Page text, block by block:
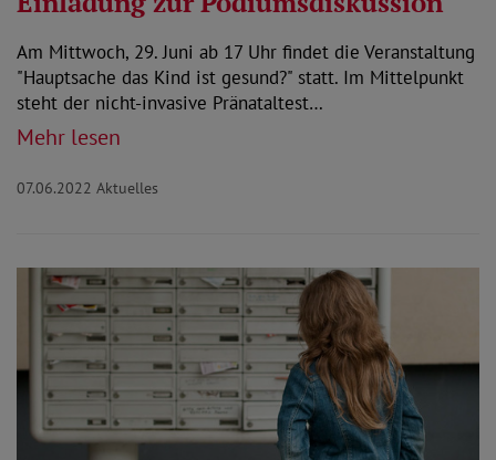
Am Mittwoch, 29. Juni ab 17 Uhr findet die Veranstaltung
"Hauptsache das Kind ist gesund?" statt. Im Mittelpunkt
steht der nicht-invasive Pränataltest…
Mehr lesen
07.06.2022 Aktuelles